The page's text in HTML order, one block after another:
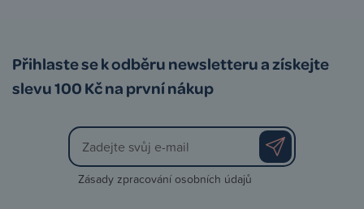
Přihlaste se k odběru newsletteru a získejte
slevu 100 Kč na první nákup
Zásady zpracování osobních údajů